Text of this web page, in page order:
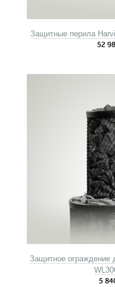
Защитные перила
52
Защитное ограждение
5